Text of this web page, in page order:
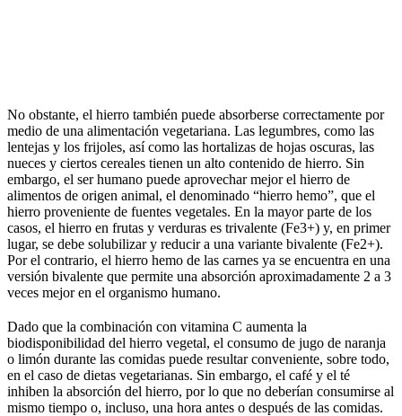
No obstante, el hierro también puede absorberse correctamente por
medio de una alimentación vegetariana. Las legumbres, como las
lentejas y los frijoles, así como las hortalizas de hojas oscuras, las
nueces y ciertos cereales tienen un alto contenido de hierro. Sin
embargo, el ser humano puede aprovechar mejor el hierro de
alimentos de origen animal, el denominado “hierro hemo”, que el
hierro proveniente de fuentes vegetales. En la mayor parte de los
casos, el hierro en frutas y verduras es trivalente (Fe3+) y, en primer
lugar, se debe solubilizar y reducir a una variante bivalente (Fe2+).
Por el contrario, el hierro hemo de las carnes ya se encuentra en una
versión bivalente que permite una absorción aproximadamente 2 a 3
veces mejor en el organismo humano.
Dado que la combinación con vitamina C aumenta la
biodisponibilidad del hierro vegetal, el consumo de jugo de naranja
o limón durante las comidas puede resultar conveniente, sobre todo,
en el caso de dietas vegetarianas. Sin embargo, el café y el té
inhiben la absorción del hierro, por lo que no deberían consumirse al
mismo tiempo o, incluso, una hora antes o después de las comidas.